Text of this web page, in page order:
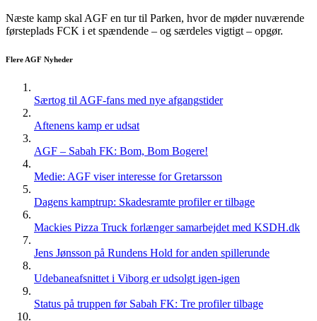
Næste kamp skal AGF en tur til Parken, hvor de møder nuværende
førsteplads FCK i et spændende – og særdeles vigtigt – opgør.
Flere AGF Nyheder
Særtog til AGF-fans med nye afgangstider
Aftenens kamp er udsat
AGF – Sabah FK: Bom, Bom Bogere!
Medie: AGF viser interesse for Gretarsson
Dagens kamptrup: Skadesramte profiler er tilbage
Mackies Pizza Truck forlænger samarbejdet med KSDH.dk
Jens Jønsson på Rundens Hold for anden spillerunde
Udebaneafsnittet i Viborg er udsolgt igen-igen
Status på truppen før Sabah FK: Tre profiler tilbage